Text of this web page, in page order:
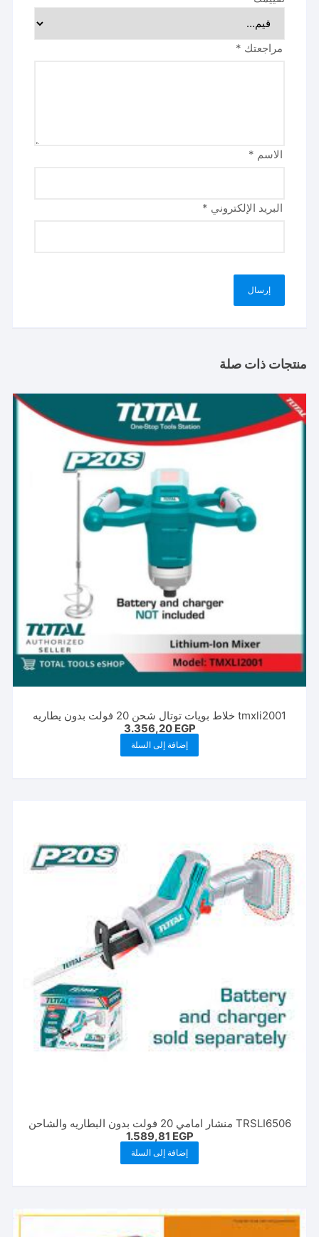
مراجعتك *
الاسم *
البريد الإلكتروني *
منتجات ذات صلة
tmxli2001 خلاط بويات توتال شحن 20 فولت بدون يطاريه
3.356,20 EGP
إضافة إلى السلة
TRSLI6506 منشار امامي 20 فولت بدون البطاريه والشاحن
1.589,81 EGP
إضافة إلى السلة